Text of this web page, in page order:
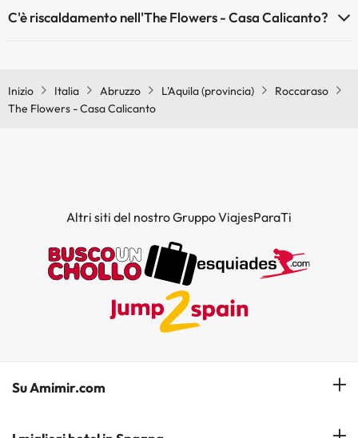
C'è riscaldamento nell'The Flowers - Casa Calicanto?
Inizio
Italia Abruzzo L'Aquila (provincia)
Roccaraso
The Flowers - Casa Calicanto
Altri siti del nostro Gruppo ViajesParaTi
Su Amimir.com
Il Nostro Team